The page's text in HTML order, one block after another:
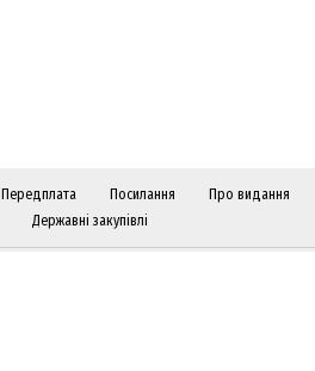
Передплата Посилання
Про видання
Державні закупівлі